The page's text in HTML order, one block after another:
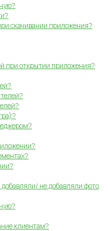
скачивании приложения?
при открытии приложения?
не добавляли фото
клиентам?